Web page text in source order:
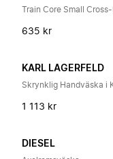
635 kr
KARL LAGERFELD
1 113 kr
DIESEL